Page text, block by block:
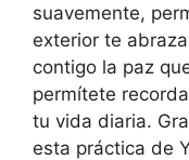
suavemente,
exterior te
contigo la paz
permítete
tu vida diaria.
esta práctica de